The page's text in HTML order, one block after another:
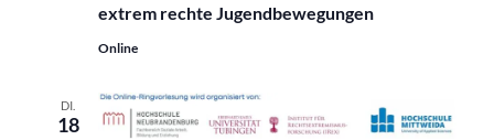
extrem rechte Jugendbewegungen
Online
DI.
18